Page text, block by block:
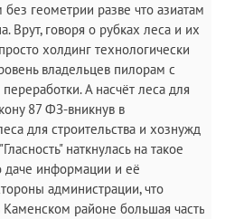
геометрии разве что азиатам
Врут, говоря о рубках леса и их
холдинг технологически
владельцев пилорам с
А насчёт леса для
87 ФЗ-вникнув в
для строительства и хознужд
наткнулась на такое
даче информации и её
администрации, что
районе большая часть